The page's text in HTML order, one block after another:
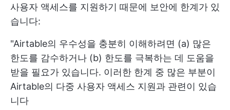
사용자 액세스를 지원하기 때문에 보안에 한계가 있
습니다:
"Airtable의 우수성을 충분히 이해하려면 (a) 많은
한도를 감수하거나 (b) 한도를 극복하는 데 도움을
받을 필요가 있습니다. 이러한 한계 중 많은 부분이
Airtable의 다중 사용자 액세스 지원과 관련이 있습
니다